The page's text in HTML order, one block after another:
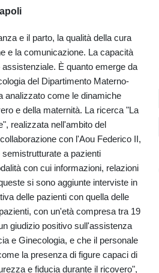
e il parto, la qualità della cura
e la comunicazione. La capacità
È quanto emerge da
del Dipartimento Materno-
analizzato come le dinamiche
e della maternità. La ricerca "La
realizzata nell'ambito del
con l'Aou Federico II,
a pazienti
con cui informazioni, relazioni
si sono aggiunte interviste in
delle pazienti con quella delle
con un'età compresa tra 19
giudizio positivo sull'assistenza
e Ginecologia, e che il personale
la presenza di figure capaci di
e fiducia durante il ricovero",